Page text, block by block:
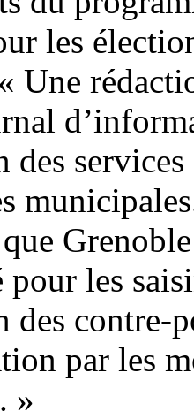
les
Une
des
pour les
des contre-
par les
»